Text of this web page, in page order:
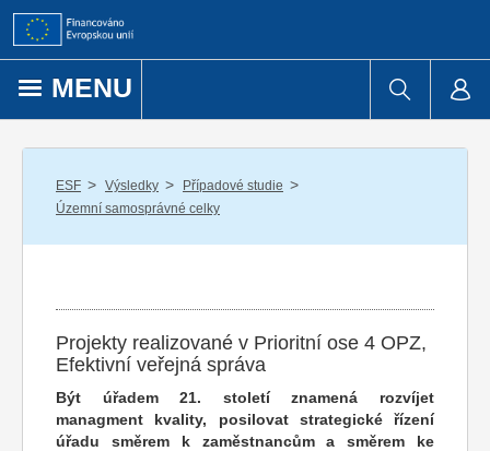
Přejít k obsahu
MENU
ESF / Výsledky / Případové studie /
Územní samosprávné celky
Projekty realizované v Prioritní ose 4 OPZ,
Efektivní veřejná správa
Být úřadem 21. století znamená rozvíjet
managment kvality, posilovat strategické řízení
úřadu směrem k zaměstnancům a směrem ke